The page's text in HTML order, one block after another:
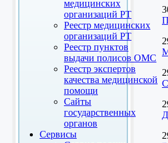
медицинских
организаций РТ
Реестр медицинских
организаций РТ
Реестр пунктов
выдачи полисов ОМС
Реестр экспертов
качества медицинской
помощи
Сайты
государственных
органов
Сервисы